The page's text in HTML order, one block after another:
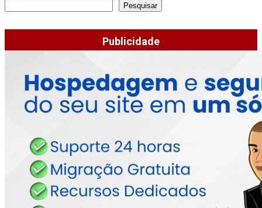
Pesquisar
Publicidade